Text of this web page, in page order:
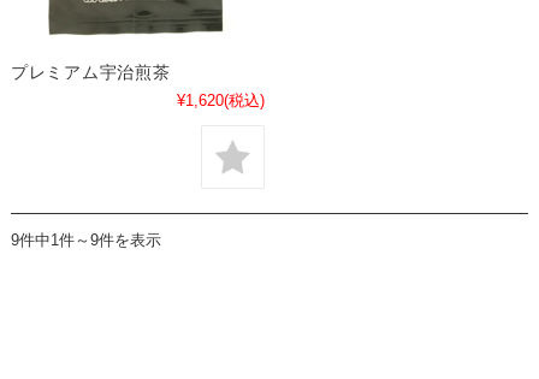
プレミアム宇治煎茶
¥1,620(税込)
9件中1件～9件を表示